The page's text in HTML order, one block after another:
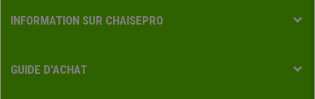
INFORMATION SUR CHAISEPRO
GUIDE D'ACHAT